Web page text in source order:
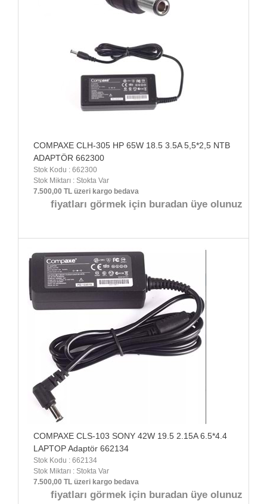
COMPAXE CLH-305 HP 65W 18.5 3.5A 5,5*2,5 NTB
ADAPTÖR 662300
Stok Kodu : 662300
Stok Miktarı : Stokta Var
7.500,00 TL üzeri kargo bedava
fiyatları görmek için buradan üye olunuz
COMPAXE CLS-103 SONY 42W 19.5 2.15A 6.5*4.4
LAPTOP Adaptör 662134
Stok Kodu : 662134
Stok Miktarı : Stokta Var
7.500,00 TL üzeri kargo bedava
fiyatları görmek için buradan üye olunuz